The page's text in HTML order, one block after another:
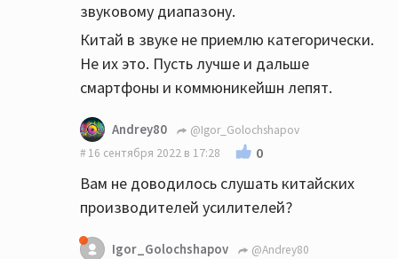
звуковому диапазону.
Китай в звуке не приемлю категорически.
Не их это. Пусть лучше и дальше
смартфоны и коммюникейшн лепят.
Andrey80
@Igor_Golochshapov
16 сентября 2022 в 17:28
0
Вам не доводилось слушать китайских
производителей усилителей?
Igor_Golochshapov
@Andrey80